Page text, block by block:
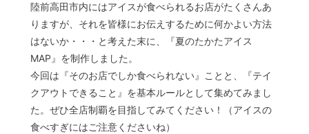
陸前高田市内にはアイスが食べられるお店がたくさんあ
りますが、それを皆様にお伝えするために何かよい方法
はないか・・・と考えた末に、『夏のたかたアイス
MAP』を制作しました。
今回は『そのお店でしか食べられない』ことと、『テイ
クアウトできること』を基本ルールとして集めてみまし
た。ぜひ全店制覇を目指してみてください！（アイスの
食べすぎにはご注意くださいね）